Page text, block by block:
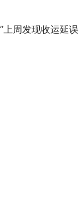
周发现收运延